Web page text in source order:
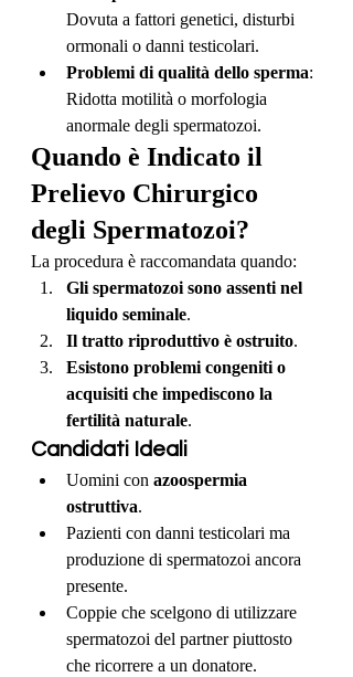
Dovuta a fattori genetici, disturbi
ormonali o danni testicolari.
Problemi di qualità dello sperma:
Ridotta motilità o morfologia
anormale degli spermatozoi.
Quando è Indicato il
Prelievo Chirurgico
degli Spermatozoi?
La procedura è raccomandata quando:
Gli spermatozoi sono assenti nel
liquido seminale.
Il tratto riproduttivo è ostruito.
Esistono problemi congeniti o
acquisiti che impediscono la
fertilità naturale.
Candidati Ideali
Uomini con azoospermia
ostruttiva.
Pazienti con danni testicolari ma
produzione di spermatozoi ancora
presente.
Coppie che scelgono di utilizzare
spermatozoi del partner piuttosto
che ricorrere a un donatore.